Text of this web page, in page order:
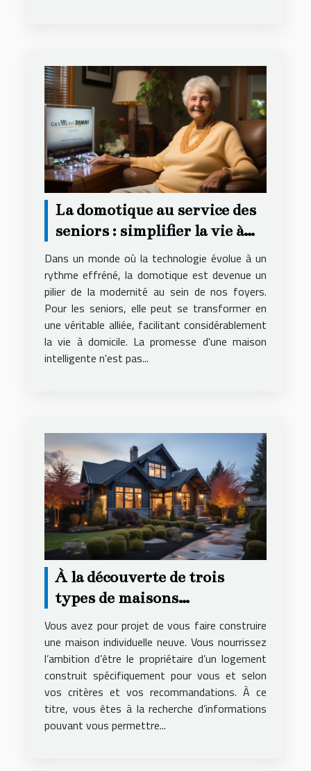
La domotique au service des
seniors : simplifier la vie à
domicile
Dans un monde où la technologie évolue à un
rythme effréné, la domotique est devenue un
pilier de la modernité au sein de nos foyers.
Pour les seniors, elle peut se transformer en
une véritable alliée, facilitant considérablement
la vie à domicile. La promesse d'une maison
intelligente n'est pas...
À la découverte de trois
types de maisons
individuelles
Vous avez pour projet de vous faire construire
une maison individuelle neuve. Vous nourrissez
l’ambition d’être le propriétaire d’un logement
construit spécifiquement pour vous et selon
vos critères et vos recommandations. À ce
titre, vous êtes à la recherche d’informations
pouvant vous permettre...